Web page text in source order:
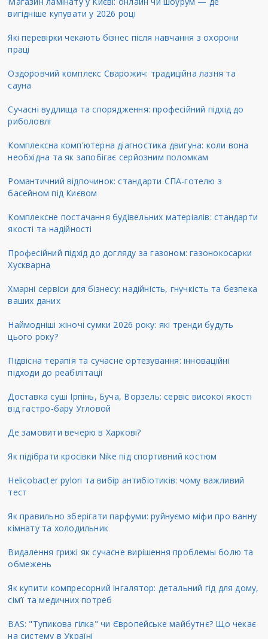
вигідніше купувати у 2026 році
Які перевірки чекають бізнес після навчання з охорони
праці
Оздоровчий комплекс Сварожич: традиційна лазня та
сауна
Сучасні вудлища та спорядження: професійний підхід до
риболовлі
Комплексна комп'ютерна діагностика двигуна: коли вона
необхідна та як запобігає серйозним поломкам
Романтичний відпочинок: стандарти СПА-готелю з
басейном під Києвом
Комплексне постачання будівельних матеріалів: стандарти
якості та надійності
Професійний підхід до догляду за газоном: газонокосарки
Хускварна
Хмарні сервіси для бізнесу: надійність, гнучкість та безпека
ваших даних
Наймодніші жіночі сумки 2026 року: які тренди будуть
цього року?
Підвісна терапія та сучасне ортезування: інноваційні
підходи до реабілітації
Доставка суші Ірпінь, Буча, Ворзель: сервіс високої якості
від гастро-бару Угловой
Де замовити вечерю в Харкові?
Як підібрати кросівки Nike під спортивний костюм
Helicobacter pylori та вибір антибіотиків: чому важливий
тест
Як правильно зберігати парфуми: руйнуємо міфи про ванну
кімнату та холодильник
Видалення грижі як сучасне вирішення проблемы болю та
обмежень
Як купити компресорний інгалятор: детальний гід для дому,
сім’ї та медичних потреб
BAS: "Тупикова гілка" чи Європейське майбутнє? Що чекає
на систему в Україні